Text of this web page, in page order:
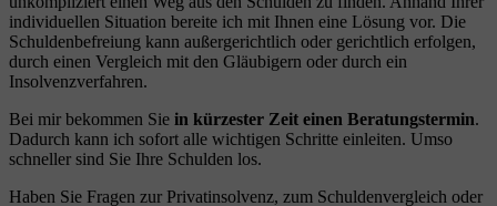
individuellen Situation bereite ich mit Ihnen eine Lösung vor. Die
Schuldenbefreiung kann außergerichtlich oder gerichtlich erfolgen,
durch einen Vergleich mit den Gläubigern oder durch ein
Insolvenzverfahren.
Bei mir bekommen Sie in kürzester Zeit einen Beratungstermin.
Dadurch kann ich sofort alle wichtigen Schritte einleiten. Umso
schneller sind Sie Ihre Schulden los.
Haben Sie Fragen zur Privatinsolvenz, zum Schuldenvergleich oder